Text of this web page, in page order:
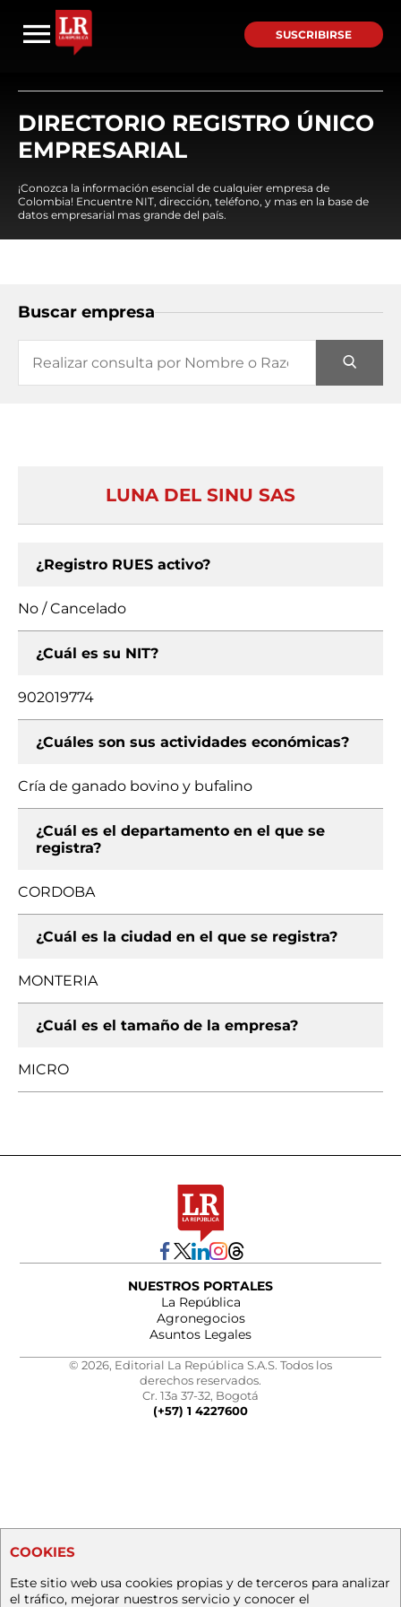
SUSCRIBIRSE
DIRECTORIO REGISTRO ÚNICO
EMPRESARIAL
¡Conozca la información esencial de cualquier empresa de
Colombia! Encuentre NIT, dirección, teléfono, y mas en la base de
datos empresarial mas grande del país.
Buscar empresa
LUNA DEL SINU SAS
¿Registro RUES activo?
No / Cancelado
¿Cuál es su NIT?
902019774
¿Cuáles son sus actividades económicas?
Cría de ganado bovino y bufalino
¿Cuál es el departamento en el que se
registra?
CORDOBA
¿Cuál es la ciudad en el que se registra?
MONTERIA
¿Cuál es el tamaño de la empresa?
MICRO
NUESTROS PORTALES
La República
Agronegocios
Asuntos Legales
© 2026, Editorial La República S.A.S. Todos los
derechos reservados.
Cr. 13a 37-32, Bogotá
(+57) 1 4227600
COOKIES
Este sitio web usa cookies propias y de terceros para analizar
el tráfico, mejorar nuestros servicio y conocer el